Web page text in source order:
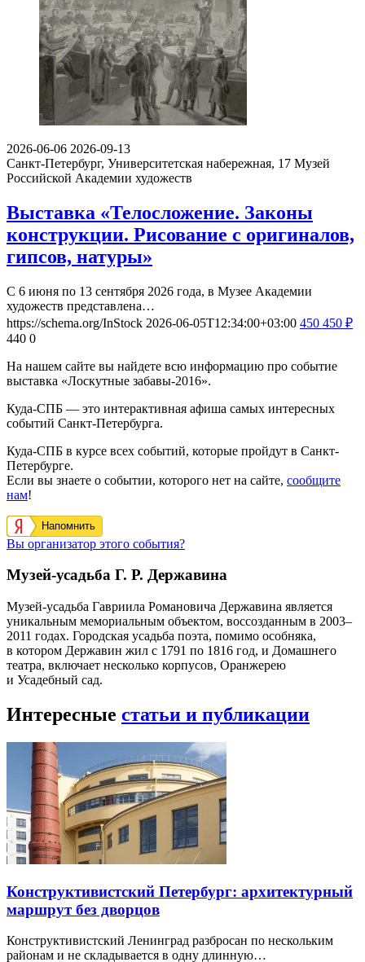
2026-06-06 2026-09-13
Санкт-Петербург, Университетская набережная, 17 Музей
Российской Академии художеств
Выставка «Телосложение. Законы
конструкции. Рисование с оригиналов,
гипсов, натуры»
С 6 июня по 13 сентября 2026 года, в Музее Академии
художеств представлена…
https://schema.org/InStock 2026-06-05T12:34:00+03:00 450 450 ₽
440 0
На нашем сайте вы найдете всю информацию про событие
выставка «Лоскутные забавы-2016».
Куда-СПБ — это интерактивная афиша самых интересных
событий Санкт-Петербурга.
Куда-СПБ в курсе всех событий, которые пройдут в Санкт-
Петербурге.
Если вы знаете о событии, которого нет на сайте, сообщите
нам!
Напомнить
Вы организатор этого события?
Музей-усадьба Г. Р. Державина
Музей-усадьба Гавриила Романовича Державина является
уникальным мемориальным объектом, воссозданным в 2003–
2011 годах. Городская усадьба поэта, помимо особняка,
в котором Державин жил с 1791 по 1816 год, и Домашнего
театра, включает несколько корпусов, Оранжерею
и Усадебный сад.
Интересные статьи и публикации
Конструктивистский Петербург: архитектурный
маршрут без дворцов
Конструктивистский Ленинград разбросан по нескольким
районам и не складывается в одну длинную…